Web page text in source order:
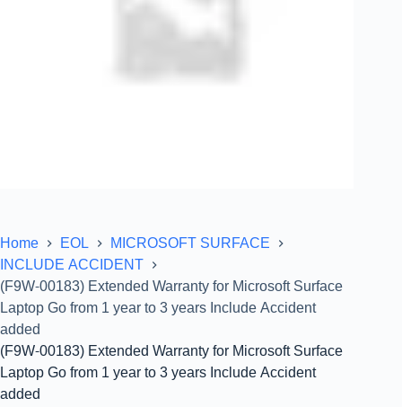
Home EOL
MICROSOFT SURFACE
INCLUDE ACCIDENT
(F9W-00183) Extended Warranty for Microsoft Surface
Laptop Go from 1 year to 3 years Include Accident
added
(F9W-00183) Extended Warranty for Microsoft Surface
Laptop Go from 1 year to 3 years Include Accident
added